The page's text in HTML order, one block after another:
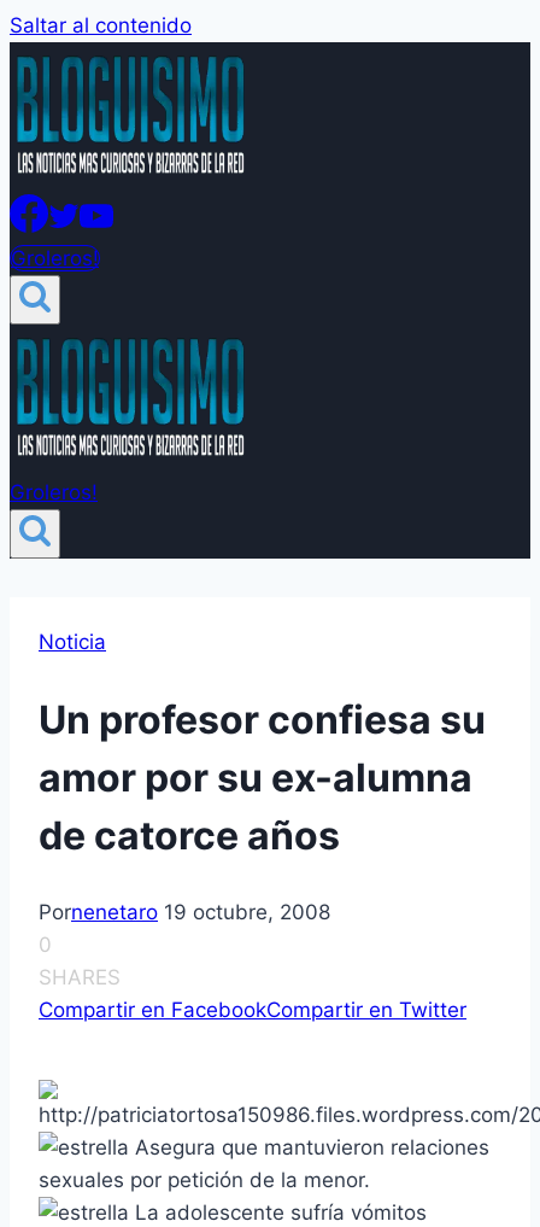
Saltar al contenido
Groleros!
Groleros!
Noticia
Un profesor confiesa su
amor por su ex-alumna
de catorce años
Pornenetaro 19 octubre, 2008
0
SHARES
Compartir en FacebookCompartir en Twitter
Asegura que mantuvieron relaciones
sexuales por petición de la menor.
La adolescente sufrí­a vómitos